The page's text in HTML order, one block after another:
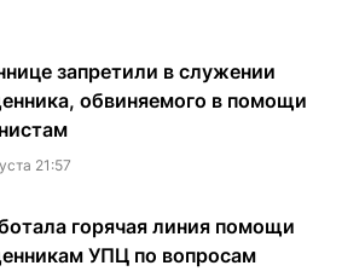
запретили в служении
обвиняемого в помощи
21:57
горячая линия помощи
УПЦ по вопросам